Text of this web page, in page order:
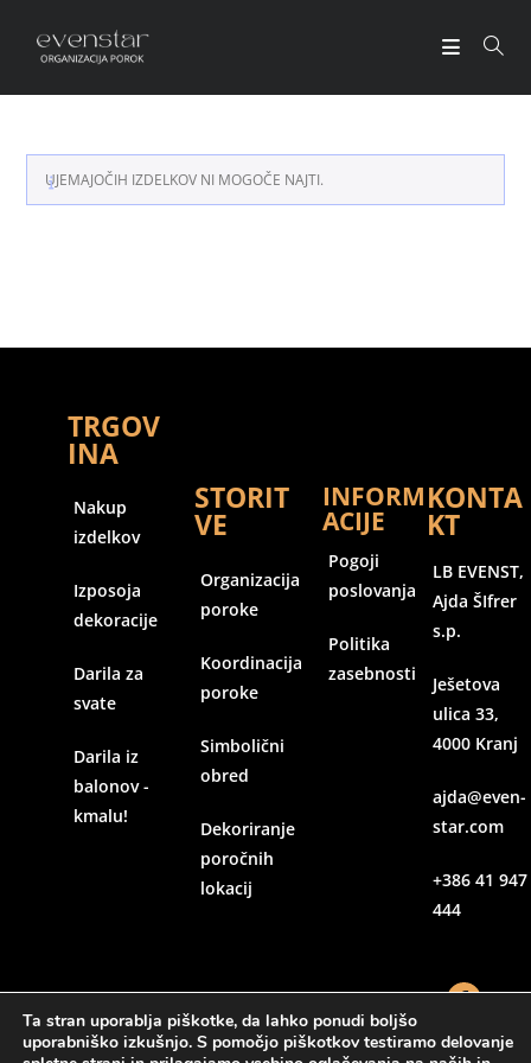
UJEMAJOČIH IZDELKOV NI MOGOČE NAJTI.
TRGOV
INA
Nakup
izdelkov
Izposoja
dekoracije
Darila za
svate
Darila iz
balonov -
kmalu!
STORIT
VE
Organizacija
poroke
Koordinacija
poroke
Simbolični
obred
Dekoriranje
poročnih
lokacij
INFORM
ACIJE
Pogoji
poslovanja
Politika
zasebnosti
KONTA
KT
LB EVENST,
Ajda ŠIfrer
s.p.
Ješetova
ulica 33,
4000 Kranj
ajda@even-
star.com
+386 41 947
444
Ta stran uporablja piškotke, da lahko ponudi boljšo
uporabniško izkušnjo. S pomočjo piškotkov testiramo delovanje